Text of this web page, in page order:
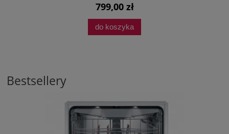
799,00 zł
do koszyka
Bestsellery